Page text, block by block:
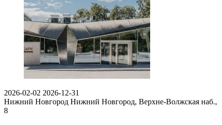
2026-02-02 2026-12-31
Нижний Новгород Нижний Новгород, Верхне-Волжская наб.,
8